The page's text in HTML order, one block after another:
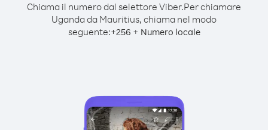
Chiama il numero dal selettore Viber.Per chiamare
Uganda da Mauritius, chiama nel modo
seguente:+256 + Numero locale